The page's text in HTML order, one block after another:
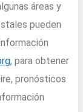
áreas y
pueden
, para obtener
pronósticos